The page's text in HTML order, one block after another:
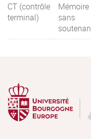
CT (contrôle
terminal)
Mémoire
sans